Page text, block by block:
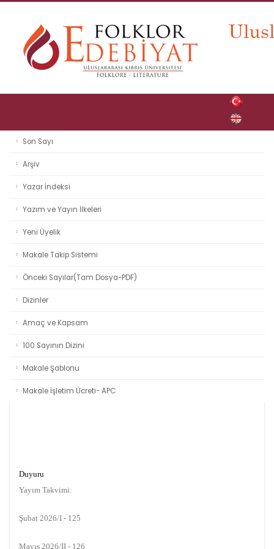
Son Sayı
Arşiv
Yazar İndeksi
Yazım ve Yayın İlkeleri
Yeni Üyelik
Makale Takip Sistemi
Önceki Sayılar(Tam Dosya-PDF)
Dizinler
Amaç ve Kapsam
100 Sayının Dizini
Makale Şablonu
Makale İşletim Ücreti- APC
Duyuru
Yayım Takvimi:
Şubat 2026/I - 125
Mayıs 2026/II - 126